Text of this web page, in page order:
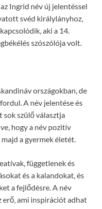
Ingrid név új jelentéssel
svéd királylányhoz,
aki a 14.
szószólója volt.
országokban, de
A név jelentése és
szülő választja
hogy a név pozitív
a gyermek életét.
függetlenek és
és a kalandokat, és
a fejlődésre. A név
erő, ami inspirációt adhat